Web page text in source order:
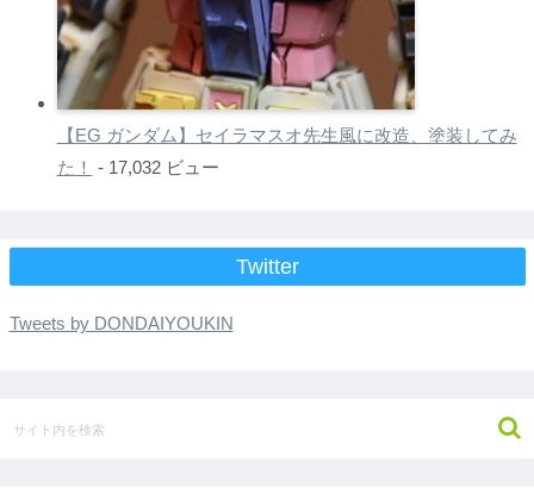
【EG ガンダム】セイラマスオ先生風に改造、塗装してみ
た！ - 17,032 ビュー
Twitter
Tweets by DONDAIYOUKIN